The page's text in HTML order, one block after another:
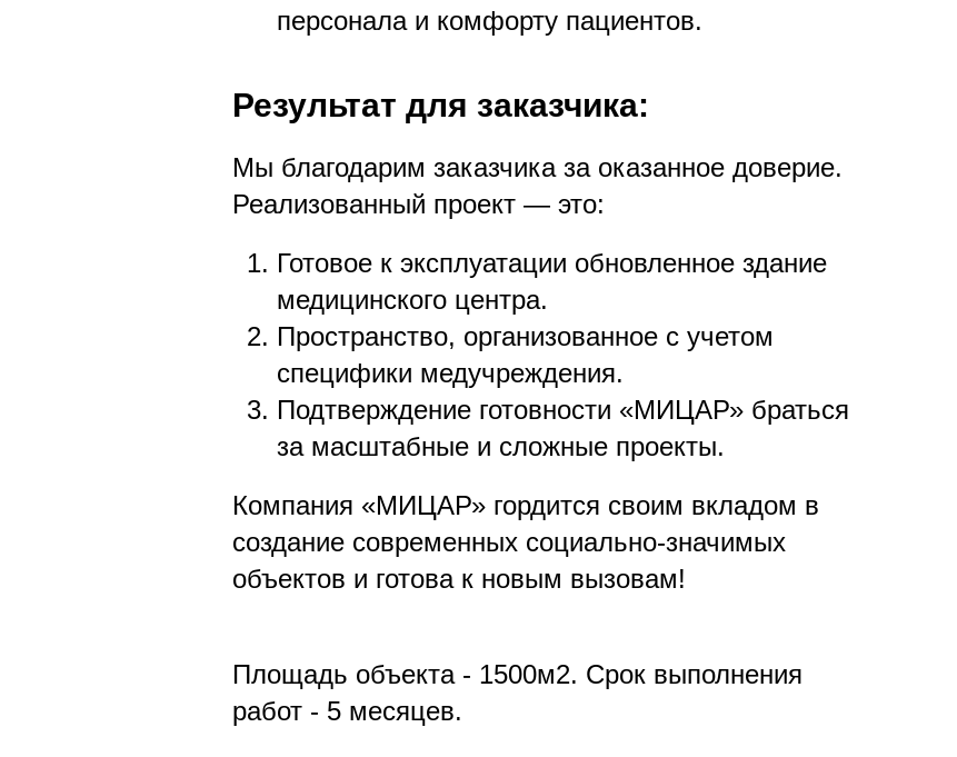
персонала и комфорту пациентов.
Результат для заказчика:
Мы благодарим заказчика за оказанное доверие.
Реализованный проект — это:
Готовое к эксплуатации обновленное здание
медицинского центра.
Пространство, организованное с учетом
специфики медучреждения.
Подтверждение готовности «МИЦАР» браться
за масштабные и сложные проекты.
Компания «МИЦАР» гордится своим вкладом в
создание современных социально-значимых
объектов и готова к новым вызовам!
Площадь объекта - 1500м2. Срок выполнения
работ - 5 месяцев.